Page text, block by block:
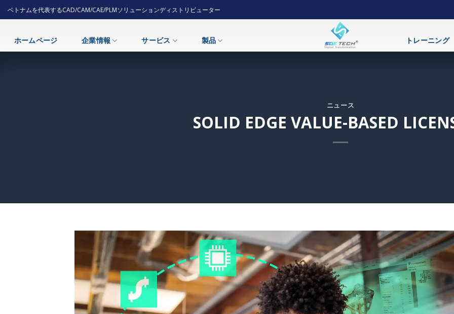
Skip
to
ベトナムを代表するCAD/CAM/CAE/PLMソリューションディストリビューター
ホームページ 企業情報 サービス 製品 トレーニング
ニュース
SOLID EDGE VALUE-BASED